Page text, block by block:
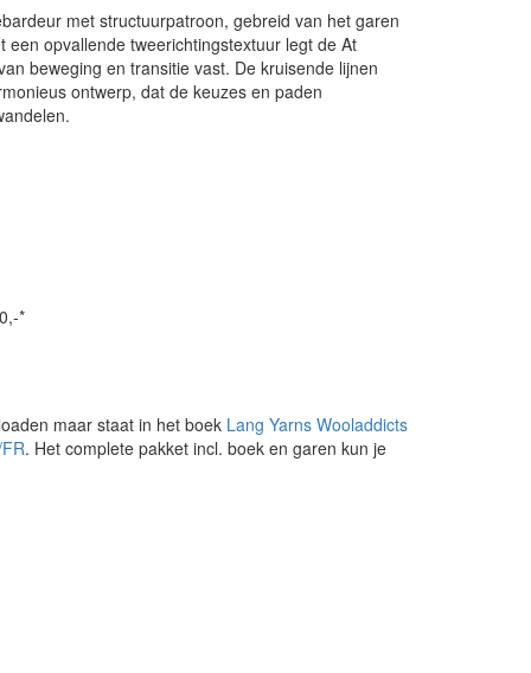
met structuurpatroon, gebreid van het garen
een opvallende tweerichtingstextuur legt de At
beweging en transitie vast. De kruisende lijnen
ontwerp, dat de keuzes en paden
*
maar staat in het boek Lang Yarns Wooladdicts
. Het complete pakket incl. boek en garen kun je